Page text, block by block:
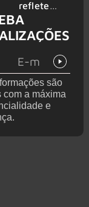
e KORN
reflete
sobre o
futuro e
levanta
de de
deixar os
palcossão
com a máxima
e